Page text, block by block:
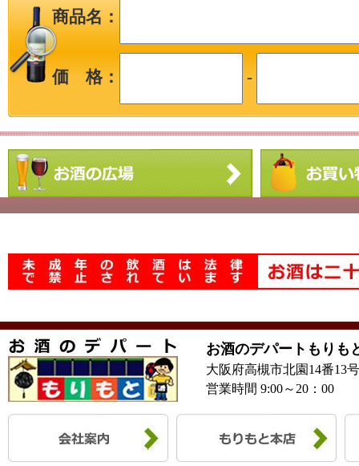
商品名：
価 格： -
お酒のデパートもりも
大阪府高槻市北園14番13
営業時間 9:00～20：00